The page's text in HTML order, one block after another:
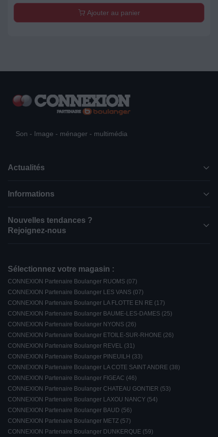
Ajouter au panier
Son - Image - ménager - multimédia
Actualités
Informations
Nouvelles tendances ?
Rejoignez-nous
Sélectionnez votre magasin :
CONNEXION Partenaire Boulanger RUOMS (07)
CONNEXION Partenaire Boulanger LES VANS (07)
CONNEXION Partenaire Boulanger LA FLOTTE EN RE (17)
CONNEXION Partenaire Boulanger BAUME-LES-DAMES (25)
CONNEXION Partenaire Boulanger NYONS (26)
CONNEXION Partenaire Boulanger ETOILE-SUR-RHONE (26)
CONNEXION Partenaire Boulanger REVEL (31)
CONNEXION Partenaire Boulanger PINEUILH (33)
CONNEXION Partenaire Boulanger LA COTE SAINT ANDRE (38)
CONNEXION Partenaire Boulanger FIGEAC (46)
CONNEXION Partenaire Boulanger CHATEAU GONTIER (53)
CONNEXION Partenaire Boulanger LAXOU NANCY (54)
CONNEXION Partenaire Boulanger BAUD (56)
CONNEXION Partenaire Boulanger METZ (57)
CONNEXION Partenaire Boulanger DUNKERQUE (59)